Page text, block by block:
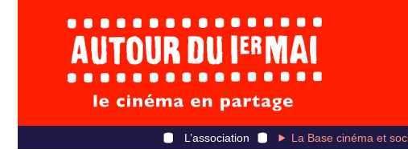
L’association La Base cinéma et